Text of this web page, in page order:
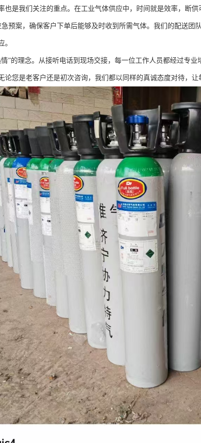
也是我们关注的重点。在工业气体供应中，时间就是效率，断
预案，确保客户下单后能够及时收到所需气体。我们的配送团
。
”的理念。从接听电话到现场交接，每一位工作人员都经过专
论您是老客户还是初次咨询，我们都以同样的真诚态度对待，让